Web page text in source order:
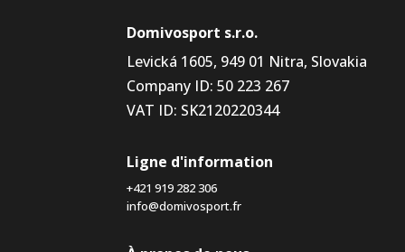
Domivosport s.r.o.
Levická 1605, 949 01 Nitra, Slovakia
Company ID: 50 223 267
VAT ID: SK2120220344
Ligne d'information
+421 919 282 306
info@domivosport.fr